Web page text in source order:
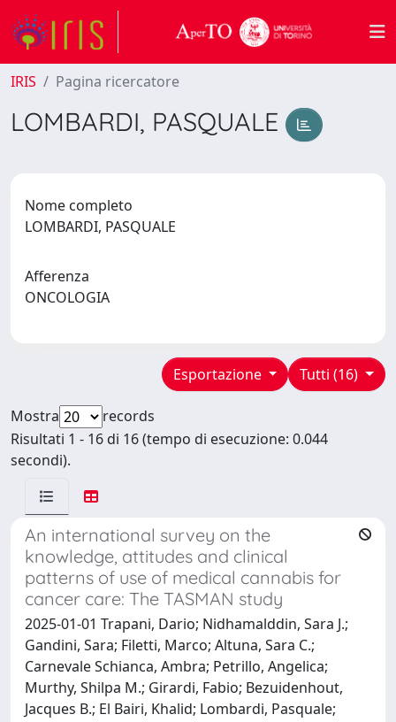
IRIS Pagina ricercatore
LOMBARDI, PASQUALE
Nome completo
LOMBARDI, PASQUALE
Afferenza
ONCOLOGIA
Tutti (16)
Esportazione
Mostra
records
Risultati 1 - 16 di 16 (tempo di esecuzione: 0.044
secondi).
An international survey on the
knowledge, attitudes and clinical
patterns of use of medical cannabis for
cancer care: The TASMAN study
2025-01-01 Trapani, Dario; Nidhamalddin, Sara J.;
Gandini, Sara; Filetti, Marco; Altuna, Sara C.;
Carnevale Schianca, Ambra; Petrillo, Angelica;
Murthy, Shilpa M.; Girardi, Fabio; Bezuidenhout,
Jacques B.; El Bairi, Khalid; Lombardi, Pasquale;